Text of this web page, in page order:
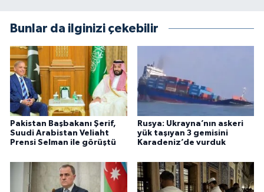
Bunlar da ilginizi çekebilir
Pakistan Başbakanı Şerif,
Suudi Arabistan Veliaht
Prensi Selman ile görüştü
Rusya: Ukrayna’nın askeri
yük taşıyan 3 gemisini
Karadeniz’de vurduk